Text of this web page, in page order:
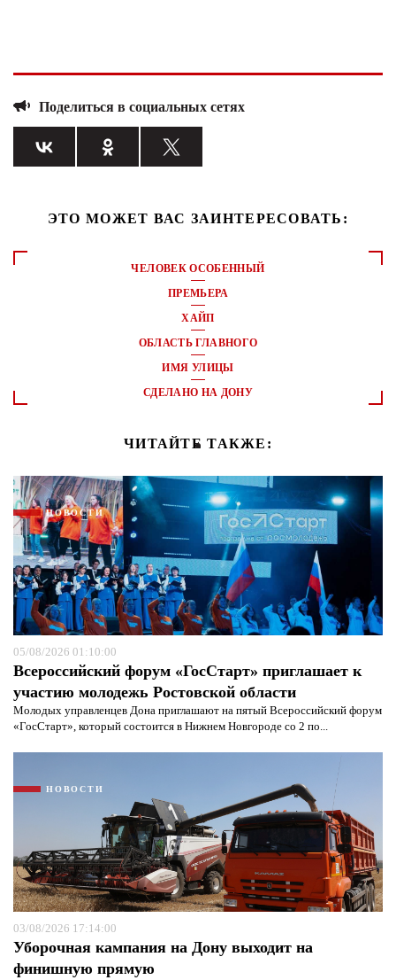
Поделиться в социальных сетях
ЭТО МОЖЕТ ВАС ЗАИНТЕРЕСОВАТЬ:
ЧЕЛОВЕК ОСОБЕННЫЙ
ПРЕМЬЕРА
ХАЙП
ОБЛАСТЬ ГЛАВНОГО
ИМЯ УЛИЦЫ
СДЕЛАНО НА ДОНУ
ЧИТАЙТЕ ТАКЖЕ:
НОВОСТИ
05/08/2026 01:10:00
Всероссийский форум «ГосСтарт» приглашает к
участию молодежь Ростовской области
Молодых управленцев Дона приглашают на пятый Всероссийский форум
«ГосСтарт», который состоится в Нижнем Новгороде со 2 по...
НОВОСТИ
03/08/2026 17:14:00
Уборочная кампания на Дону выходит на
финишную прямую